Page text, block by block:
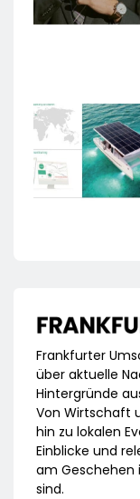
Frankfurter
über aktuelle
Hintergründe
Von Wirtschaft
hin zu lokalen
Einblicke und
am Geschehen
sind.